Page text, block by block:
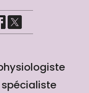
spécialiste